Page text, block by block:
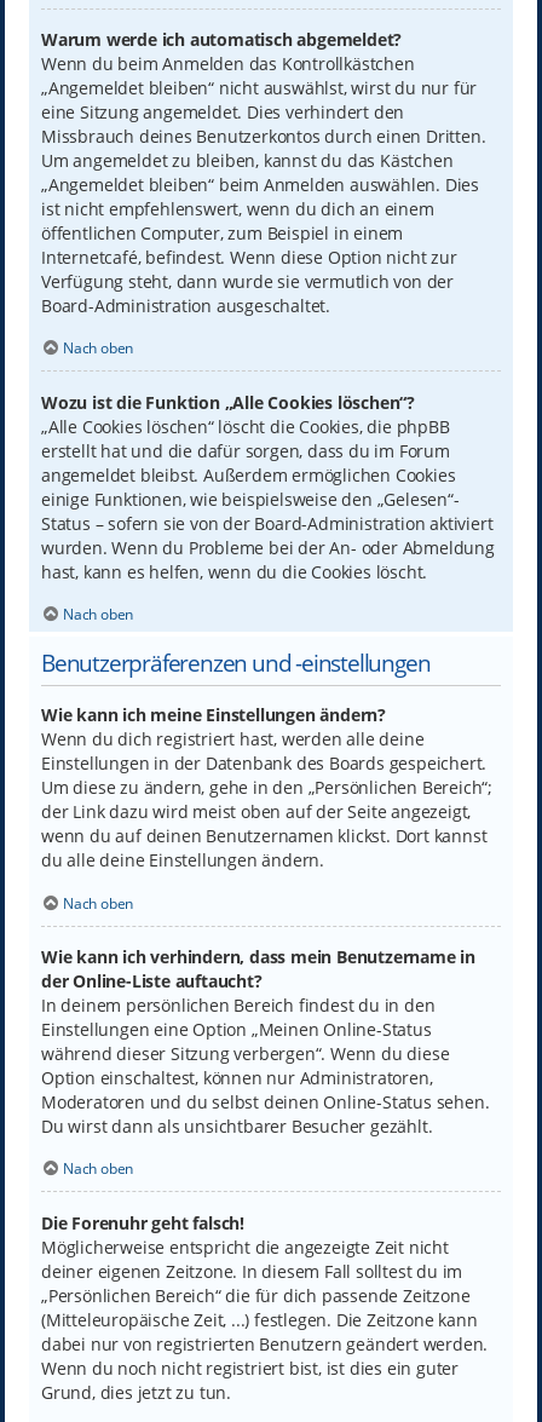
Warum werde ich automatisch abgemeldet?
Wenn du beim Anmelden das Kontrollkästchen
„Angemeldet bleiben“ nicht auswählst, wirst du nur für
eine Sitzung angemeldet. Dies verhindert den
Missbrauch deines Benutzerkontos durch einen Dritten.
Um angemeldet zu bleiben, kannst du das Kästchen
„Angemeldet bleiben“ beim Anmelden auswählen. Dies
ist nicht empfehlenswert, wenn du dich an einem
öffentlichen Computer, zum Beispiel in einem
Internetcafé, befindest. Wenn diese Option nicht zur
Verfügung steht, dann wurde sie vermutlich von der
Board-Administration ausgeschaltet.
Nach oben
Wozu ist die Funktion „Alle Cookies löschen“?
„Alle Cookies löschen“ löscht die Cookies, die phpBB
erstellt hat und die dafür sorgen, dass du im Forum
angemeldet bleibst. Außerdem ermöglichen Cookies
einige Funktionen, wie beispielsweise den „Gelesen“-
Status – sofern sie von der Board-Administration aktiviert
wurden. Wenn du Probleme bei der An- oder Abmeldung
hast, kann es helfen, wenn du die Cookies löscht.
Nach oben
Benutzerpräferenzen und -einstellungen
Wie kann ich meine Einstellungen ändern?
Wenn du dich registriert hast, werden alle deine
Einstellungen in der Datenbank des Boards gespeichert.
Um diese zu ändern, gehe in den „Persönlichen Bereich“;
der Link dazu wird meist oben auf der Seite angezeigt,
wenn du auf deinen Benutzernamen klickst. Dort kannst
du alle deine Einstellungen ändern.
Nach oben
Wie kann ich verhindern, dass mein Benutzername in
der Online-Liste auftaucht?
In deinem persönlichen Bereich findest du in den
Einstellungen eine Option „Meinen Online-Status
während dieser Sitzung verbergen“. Wenn du diese
Option einschaltest, können nur Administratoren,
Moderatoren und du selbst deinen Online-Status sehen.
Du wirst dann als unsichtbarer Besucher gezählt.
Nach oben
Die Forenuhr geht falsch!
Möglicherweise entspricht die angezeigte Zeit nicht
deiner eigenen Zeitzone. In diesem Fall solltest du im
„Persönlichen Bereich“ die für dich passende Zeitzone
(Mitteleuropäische Zeit, ...) festlegen. Die Zeitzone kann
dabei nur von registrierten Benutzern geändert werden.
Wenn du noch nicht registriert bist, ist dies ein guter
Grund, dies jetzt zu tun.